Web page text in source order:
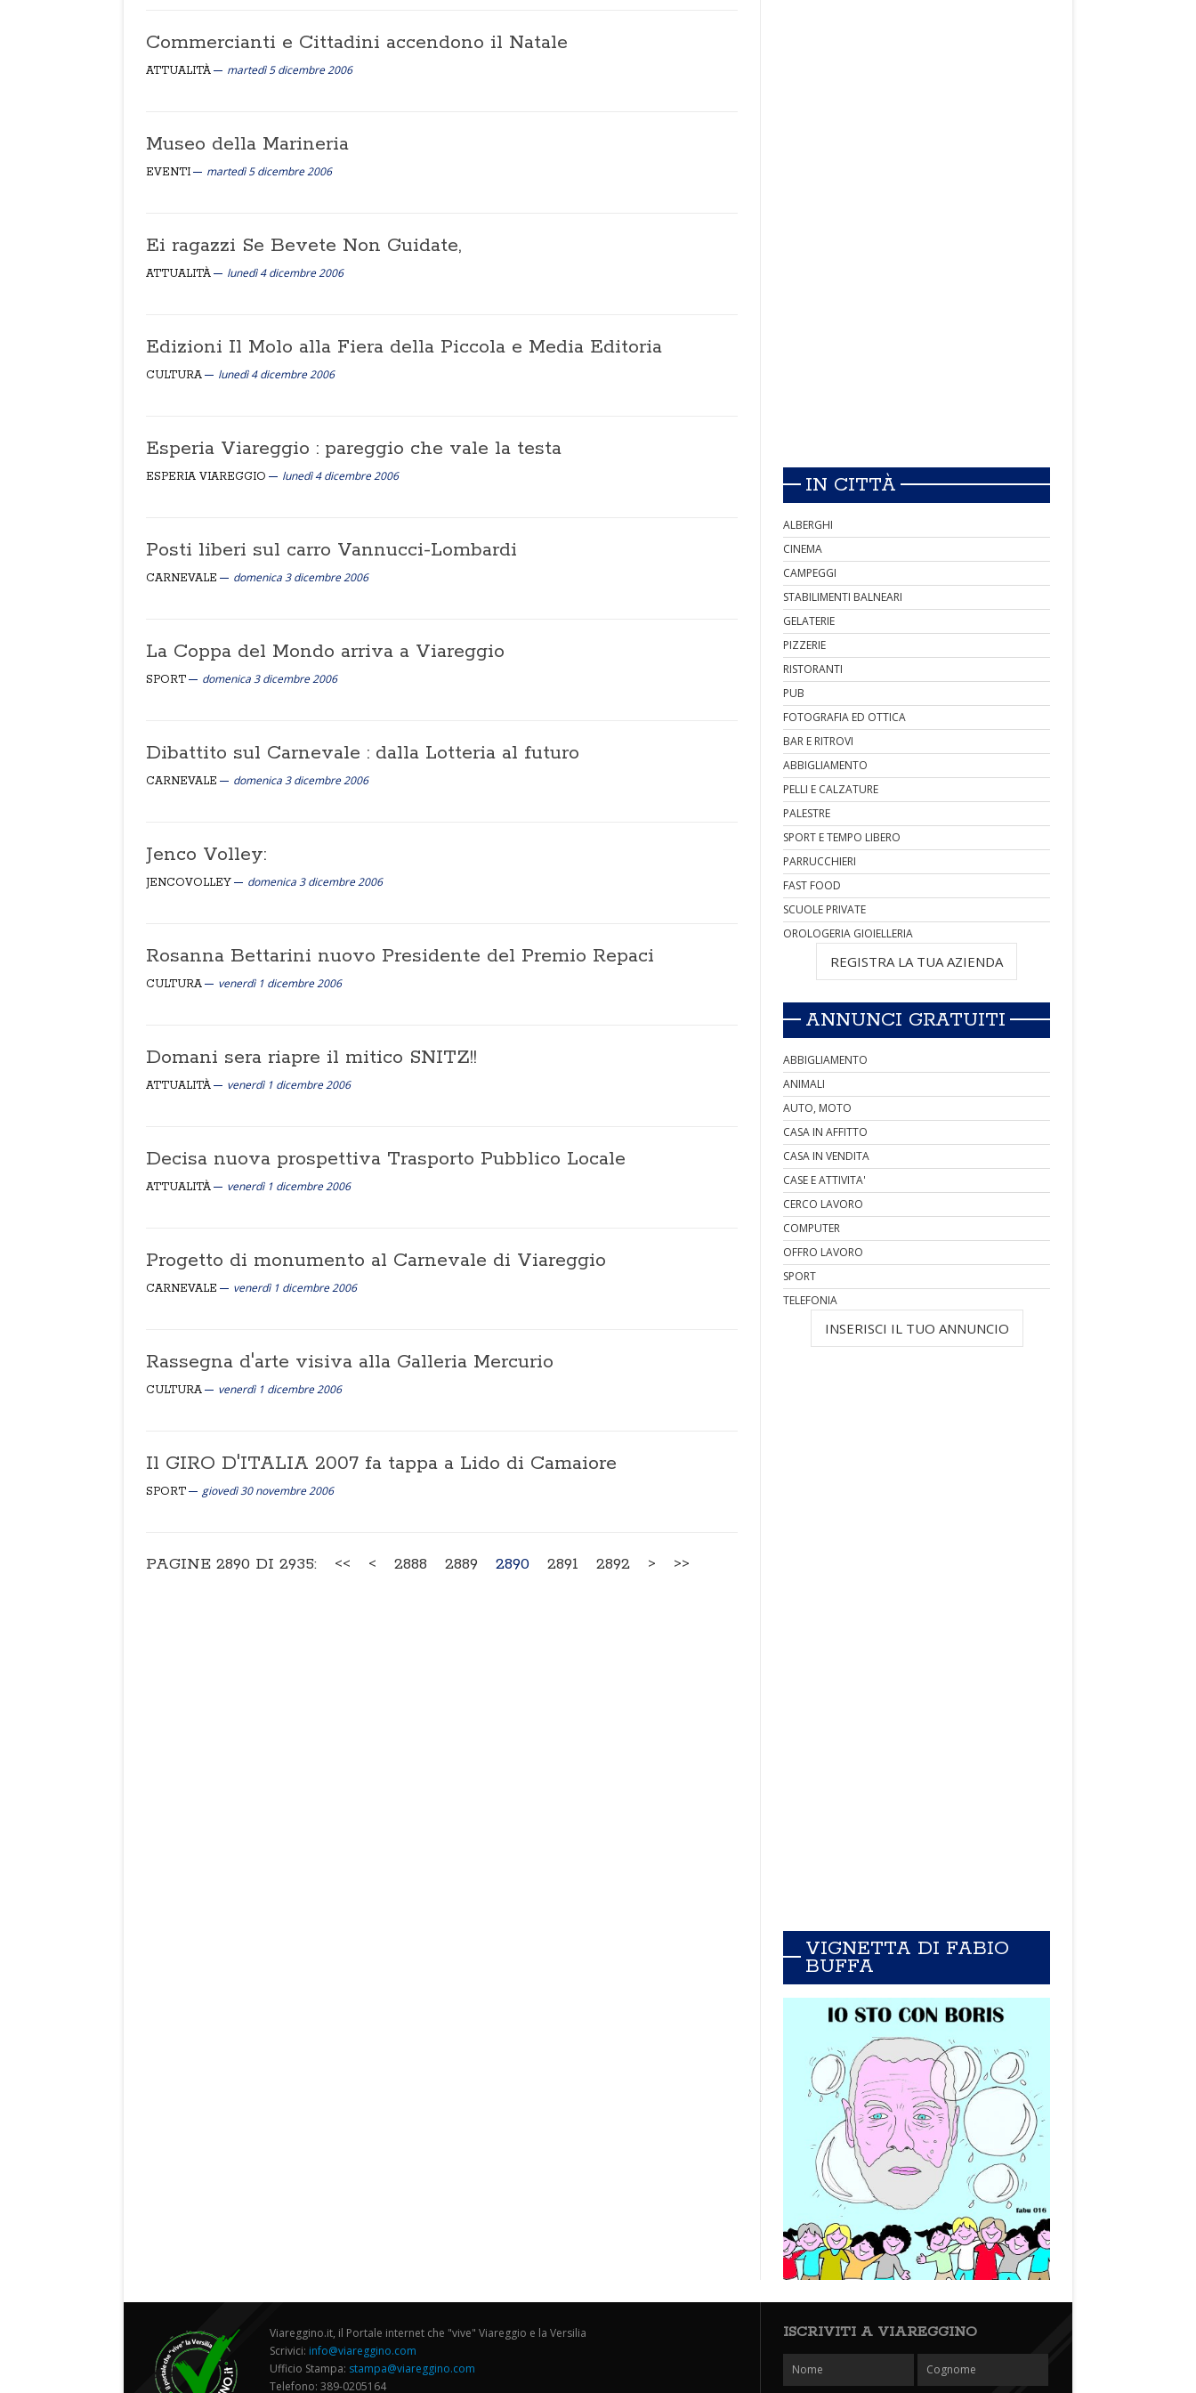
Commercianti e Cittadini accendono il Natale
ATTUALITÀ martedì 5 dicembre 2006
Museo della Marineria
EVENTI martedì 5 dicembre 2006
Ei ragazzi Se Bevete Non Guidate,
ATTUALITÀ lunedì 4 dicembre 2006
Edizioni Il Molo alla Fiera della Piccola e Media Editoria
CULTURA lunedì 4 dicembre 2006
Esperia Viareggio : pareggio che vale la testa
ESPERIA VIAREGGIO lunedì 4 dicembre 2006
Posti liberi sul carro Vannucci-Lombardi
CARNEVALE domenica 3 dicembre 2006
La Coppa del Mondo arriva a Viareggio
SPORT domenica 3 dicembre 2006
Dibattito sul Carnevale : dalla Lotteria al futuro
CARNEVALE domenica 3 dicembre 2006
Jenco Volley:
JENCOVOLLEY domenica 3 dicembre 2006
Rosanna Bettarini nuovo Presidente del Premio Repaci
CULTURA venerdì 1 dicembre 2006
Domani sera riapre il mitico SNITZ!!
ATTUALITÀ venerdì 1 dicembre 2006
Decisa nuova prospettiva Trasporto Pubblico Locale
ATTUALITÀ venerdì 1 dicembre 2006
Progetto di monumento al Carnevale di Viareggio
CARNEVALE venerdì 1 dicembre 2006
Rassegna d'arte visiva alla Galleria Mercurio
CULTURA venerdì 1 dicembre 2006
Il GIRO D'ITALIA 2007 fa tappa a Lido di Camaiore
SPORT giovedì 30 novembre 2006
PAGINE 2890 DI 2935: << < 2888 2889 2890 2891 2892 > >>
IN CITTÀ
ALBERGHI
CINEMA
CAMPEGGI
STABILIMENTI BALNEARI
GELATERIE
PIZZERIE
RISTORANTI
PUB
FOTOGRAFIA ED OTTICA
BAR E RITROVI
ABBIGLIAMENTO
PELLI E CALZATURE
PALESTRE
SPORT E TEMPO LIBERO
PARRUCCHIERI
FAST FOOD
SCUOLE PRIVATE
OROLOGERIA GIOIELLERIA
REGISTRA LA TUA AZIENDA
ANNUNCI GRATUITI
ABBIGLIAMENTO
ANIMALI
AUTO, MOTO
CASA IN AFFITTO
CASA IN VENDITA
CASE E ATTIVITA'
CERCO LAVORO
COMPUTER
OFFRO LAVORO
SPORT
TELEFONIA
INSERISCI IL TUO ANNUNCIO
VIGNETTA DI FABIO
BUFFA
Viareggino.it, il Portale internet che "vive" Viareggio e la Versilia
Scrivici: info@viareggino.com
Ufficio Stampa: stampa@viareggino.com
Telefono: 389-0205164
ISCRIVITI A VIAREGGINO